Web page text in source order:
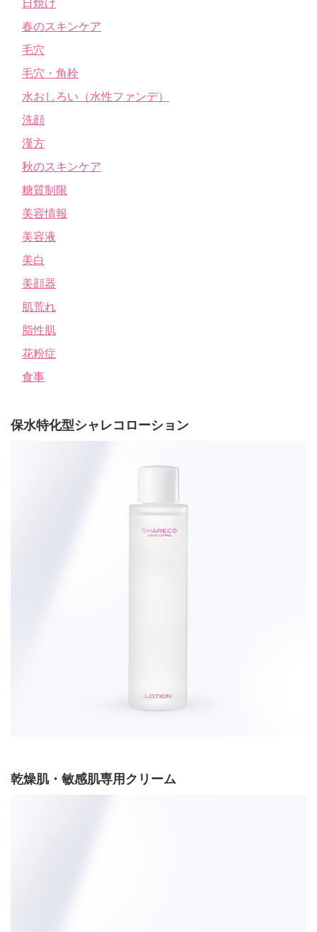
日焼け
春のスキンケア
毛穴
毛穴・角栓
水おしろい（水性ファンデ）
洗顔
漢方
秋のスキンケア
糖質制限
美容情報
美容液
美白
美顔器
肌荒れ
脂性肌
花粉症
食事
保水特化型シャレコローション
乾燥肌・敏感肌専用クリーム